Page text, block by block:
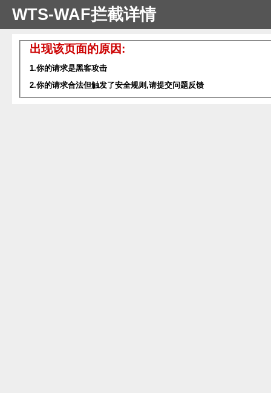
WTS-WAF拦截详情
出现该页面的原因:
1.你的请求是黑客攻击
2.你的请求合法但触发了安全规则,请提交问题反馈